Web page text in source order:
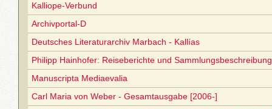
Kalliope-Verbund
Archivportal-D
Deutsches Literaturarchiv Marbach - Kallías
Philipp Hainhofer: Reiseberichte und
Manuscripta Mediaevalia
Carl Maria von Weber - Gesamtausgabe [2006-]